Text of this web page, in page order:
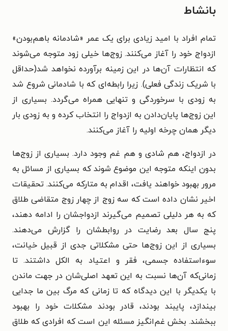
بانشاط
تمام افراد با امید زیادی برای یک عمر «شادمانه باهم‌بودن»
ازدواج خود را آغاز می‌کنند. زوج‌ها خیلی زود متوجه می‌شوند
که انتظارات آن‌ها در این زمینه برآورده نخواهد شد(حداقل
با شریک زندگی فعلی). زیرا رابطه‌ای که با شادمانی شروع شد
به زودی با سرخوردگی و تنهایی همراه می‌گردد. بسیاری از
این زوج‌ها پایان‌دادن به ازدواج را انتخاب کرده و به زودی بار
دیگر همان چرخه اولیه را آغاز می‌کنند.
در ازدواج، هم شادی و هم غم وجود دارد. بسیاری از زوج‌ها
بدون اینکه متوجه این موضوع شوند که بسیاری از مسائل به
مرور بهبود خواهند یافت، اقدام به متارکه می‌کنند. تحقیقات
اخیر نشان داده است که سه زوج از چهار زوج متقاضی طلاق
که به هر دلیلی تصمیم می‌گیرند ازدواجشان را ادامه دهند،
پنج سال بعد رضایت در روابطشان را گزارش می‌دهند.
بسیاری از این زوج‌ها حتی مشکلاتی جدی از قبیل خیانت،
سوءاستفاده جسمی، فقر و اعتیاد به الکل داشتند. تا
زمانی‌که آن‌ها نسبت به این تعهد اصلی‌شان در جهت ماندن
با یکدیگر با این دیدگاه که تا زمانی که مرگ بین ما جدایی
بیندازد، پایبند بودند، قادر بودند مشکلات خود را بهبود
ببخشند. بخش غم‌انگیز مسئله این است که افرادی که طلاق